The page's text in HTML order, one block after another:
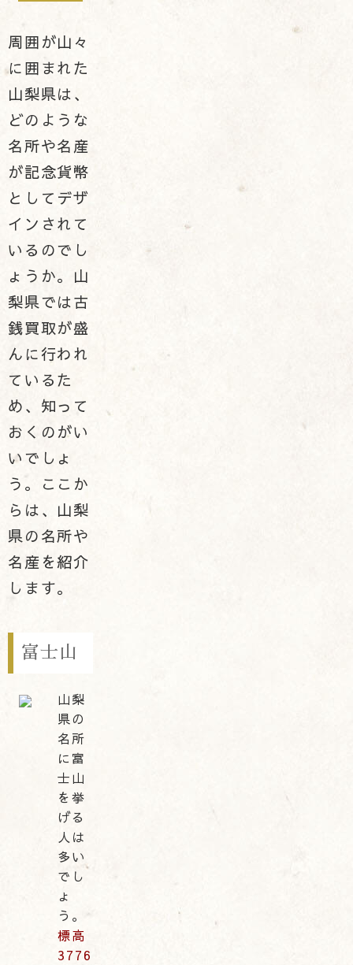
周囲が山々
に囲まれた
山梨県は、
どのような
名所や名産
が記念貨幣
としてデザ
インされて
いるのでし
ょうか。山
梨県では古
銭買取が盛
んに行われ
ているた
め、知って
おくのがい
いでしょ
う。ここか
らは、山梨
県の名所や
名産を紹介
します。
富士山
山梨
県の
名所
に富
士山
を挙
げる
人は
多い
でし
ょ
う。
標高
3776